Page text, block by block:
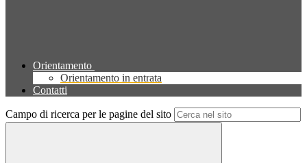
Orientamento
Orientamento in entrata
Contatti
Campo di ricerca per le pagine del sito